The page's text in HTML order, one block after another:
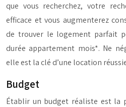
que vous recherchez, votre
efficace et vous augmenterez
de trouver le logement parfait
durée appartement mois*. Ne
elle est la clé d’une location
Budget
Établir un budget réaliste est la